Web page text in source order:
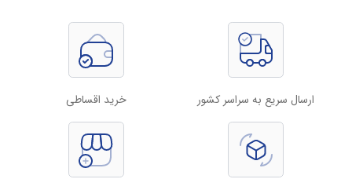
ارسال سریع به سراسر کشور خرید اقساطی